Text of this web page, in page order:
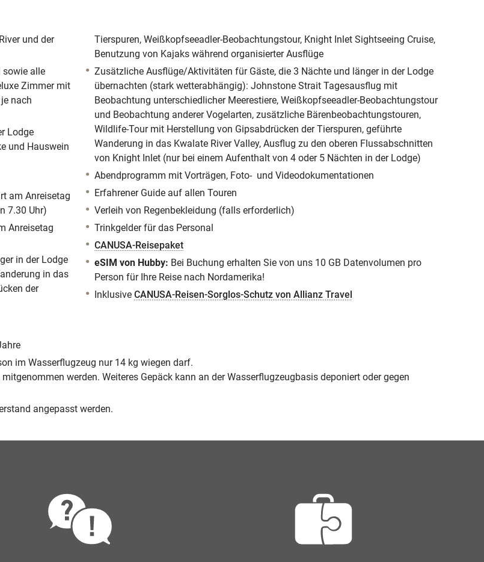
und der
sowie alle
Zimmer mit
nach
Lodge
und Hauswein
am Anreisetag
7.30 Uhr)
Anreisetag
in der Lodge
in das
der
Tierspuren, Weißkopfseeadler-Beobachtungstour, Knight Inlet Sightseeing Cruise,
Benutzung von Kajaks während organisierter Ausflüge
Zusätzliche Ausflüge/Aktivitäten für Gäste, die 3 Nächte und länger in der Lodge
übernachten (stark wetterabhängig): Johnstone Strait Tagesausflug mit
Beobachtung unterschiedlicher Meerestiere, Weißkopfseeadler-Beobachtungstour
und Beobachtung anderer Vogelarten, zusätzliche Bärenbeobachtungstouren,
Wildlife-Tour mit Herstellung von Gipsabdrücken der Tierspuren, geführte
Wanderung in das Kwalate River Valley, Ausflug zu den oberen Flussabschnitten
von Knight Inlet (nur bei einem Aufenthalt von 4 oder 5 Nächten in der Lodge)
Abendprogramm mit Vorträgen, Foto- und Videodokumentationen
Erfahrener Guide auf allen Touren
Verleih von Regenbekleidung (falls erforderlich)
Trinkgelder für das Personal
CANUSA-Reisepaket
eSIM von Hubby: Bei Buchung erhalten Sie von uns 10 GB Datenvolumen pro
Person für Ihre Reise nach Nordamerika!
Inklusive CANUSA-Reisen-Sorglos-Schutz von Allianz Travel
im Wasserflugzeug nur 14 kg wiegen darf.
werden. Weiteres Gepäck kann an der Wasserflugzeugbasis deponiert oder gegen
angepasst werden.